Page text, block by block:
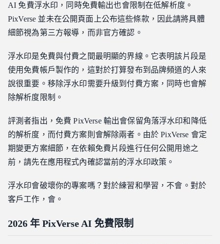
AI 免費浮水印，同時免費輸出也會限制在低解析度。
PixVerse 並未在公開頁面上公布這些條款，因此請將具體
細節視為第三方報導，而非官方確認。
浮水印是免費與付費之間最明顯的界線。它表明該片段是
使用免費帳戶製作的，這對於打算發布到品牌頻道的人來
說很重要。移除浮水印需要升級到付費方案，同時也會解
除解析度限制。
評測者指出，免費 PixVerse 輸出會保留角落浮水印和降低
的解析度，而付費方案則會解除兩者。由於 PixVerse 會定
期變更方案細節，在依賴免費片段進行任何公開用途之
前，請先在應用程式內確認當前的浮水印政策。
浮水印會破壞你的專案嗎？對於練習和學習，不會。對於
客戶工作，會。
2026 年 PixVerse AI 免費限制